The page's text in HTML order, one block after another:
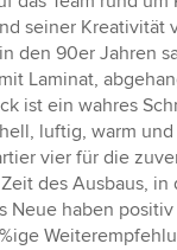
seiner Kreativität
den 90er Jahren
Laminat,
ist ein wahres
luftig, warm
vier für die
des Ausbaus, in
Neue haben